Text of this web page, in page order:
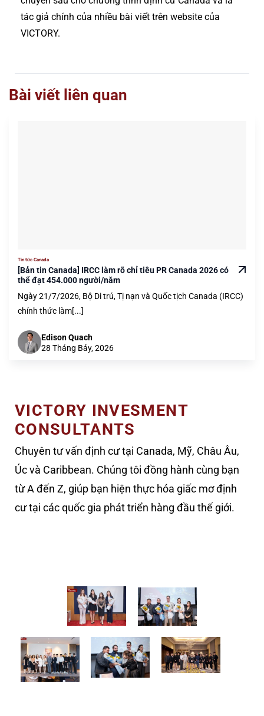
tác giả chính của nhiều bài viết trên website của
VICTORY.
Bài viết liên quan
Tin tức Canada
[Bản tin Canada] IRCC làm rõ chỉ tiêu PR Canada 2026 có
thể đạt 454.000 người/năm
Ngày 21/7/2026, Bộ Di trú, Tị nạn và Quốc tịch Canada (IRCC)
chính thức làm[...]
Edison Quach
28 Tháng Bảy, 2026
VICTORY INVESMENT
CONSULTANTS
Chuyên tư vấn định cư tại Canada, Mỹ, Châu Âu,
Úc và Caribbean. Chúng tôi đồng hành cùng bạn
từ A đến Z, giúp bạn hiện thực hóa giấc mơ định
cư tại các quốc gia phát triển hàng đầu thế giới.